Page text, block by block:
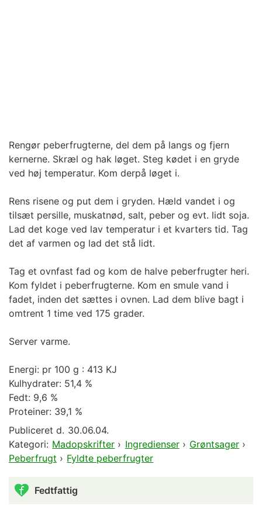
Rengør peberfrugterne, del dem på langs og fjern
kernerne. Skræl og hak løget. Steg kødet i en gryde
ved høj temperatur. Kom derpå løget i.
Rens risene og put dem i gryden. Hæld vandet i og
tilsæt persille, muskatnød, salt, peber og evt. lidt soja.
Lad det koge ved lav temperatur i et kvarters tid. Tag
det af varmen og lad det stå lidt.
Tag et ovnfast fad og kom de halve peberfrugter heri.
Kom fyldet i peberfrugterne. Kom en smule vand i
fadet, inden det sættes i ovnen. Lad dem blive bagt i
omtrent 1 time ved 175 grader.
Server varme.
Energi: pr 100 g : 413 KJ
Kulhydrater: 51,4 %
Fedt: 9,6 %
Proteiner: 39,1 %
Publiceret d. 30.06.04.
Kategori: Madopskrifter › Ingredienser› Grøntsager ›
Peberfrugt › Fyldte peberfrugter
Fedtfattig